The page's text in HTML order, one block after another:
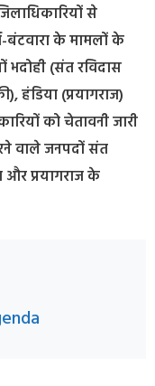
से
बंटवारा के मामलों के
भदोही (संत रविदास
हंडिया (प्रयागराज)
को चेतावनी जारी
वाले जनपदों संत
और प्रयागराज के